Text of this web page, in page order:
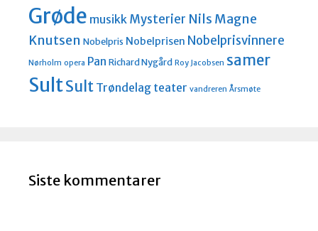
Grøde musikk Mysterier Nils Magne
Knutsen Nobelpris Nobelprisen Nobelprisvinnere
Nørholm opera Pan Richard Nygård Roy Jacobsen samer
SultSult Trøndelag teater vandreren Årsmøte
Siste kommentarer